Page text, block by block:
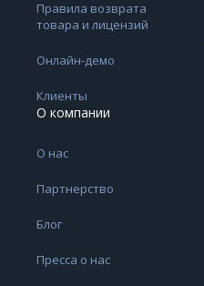
Правила возврата
товара и лицензий
Онлайн-демо
Клиенты
О компании
О нас
Партнерство
Блог
Пресса о нас